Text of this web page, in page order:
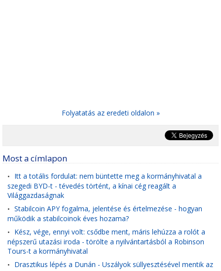
Folyatatás az eredeti oldalon »
Most a címlapon
• Itt a totális fordulat: nem büntette meg a kormányhivatal a
szegedi BYD-t - tévedés történt, a kínai cég reagált a
Világgazdaságnak
• Stabilcoin APY fogalma, jelentése és értelmezése - hogyan
működik a stabilcoinok éves hozama?
• Kész, vége, ennyi volt: csődbe ment, máris lehúzza a rolót a
népszerű utazási iroda - törölte a nyilvántartásból a Robinson
Tours-t a kormányhivatal
• Drasztikus lépés a Dunán - Uszályok süllyesztésével mentik az